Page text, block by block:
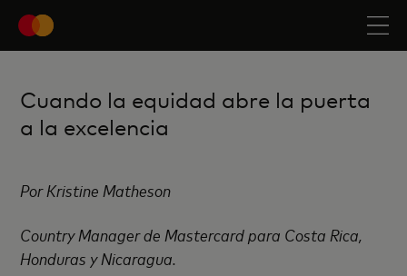
Cuando la equidad abre la puerta
a la excelencia
Por Kristine Matheson
Country Manager de Mastercard para Costa Rica,
Honduras y Nicaragua.